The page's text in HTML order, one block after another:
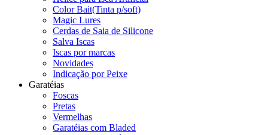
Color Bait(Tinta p/soft)
Magic Lures
Cerdas de Saia de Silicone
Salva Iscas
Iscas por marcas
Novidades
Indicação por Peixe
Garatéias
Foscas
Pretas
Vermelhas
Garatéias com Bladed